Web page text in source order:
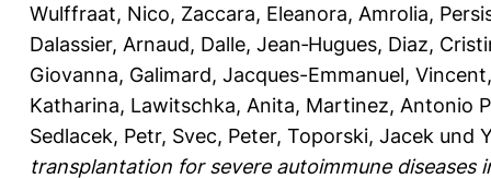
Wulffraat, Nico, Zaccara, Eleanora, Amrolia,
Dalassier, Arnaud, Dalle, Jean‐Hugues, Diaz,
Giovanna, Galimard, Jacques-Emmanuel,
Katharina, Lawitschka, Anita, Martinez, Antonio
Sedlacek, Petr, Svec, Peter, Toporski, Jacek und
transplantation for severe autoimmune